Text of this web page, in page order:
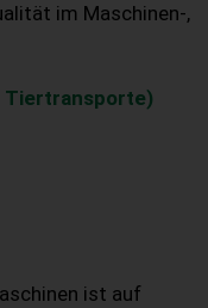
im Maschinen-,
Tiertransporte)
ist auf